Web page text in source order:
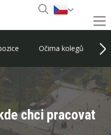
Očima kolegů
chci pracovat